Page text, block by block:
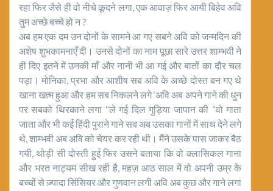
रहा फिर जैसे ही वो नीचे कूदने लगा, एक आवाज़ फिर आयी बिहेव अवि
तुम अच्छे बच्चे हो न ?
अब हम एक दम उन दोनों के सामने आ गए सबने अवि को जन्मदिन की
अशेष शुभकामनाएँ दी। उनसे दोनों का नाम पूछा सारे उत्तर शाम्भवी ने
ही दिए इतने में उनकी माँ और नानी भी आ गई और बातों का दौर चल
पड़ा। मोनिका, प्रभा और आशीष सब अवि के अच्छे दोस्त बन गए थे
खाना खत्म हुआ और हम सब निकलने लगे ‘अवि अब अपने गाने की धुन
पर सबको थिरकाने लगा “ले गई दिल गुड़िया जापान की “वो गाता
जाता और भी कई हिंदी पुराने गाने सब अब उसका गानों में साथ देने लगे
थे, शाम्भवी अब अवि को चेयर कर रही थी। मैंने उसके पास जाकर बैठ
गयी, थोड़ी सी दोस्ती हुई फिर उसने बताया कि वो क्लासिकल गाना
और भरत नाट्यम सीख रही है, महज़ आठ साल में वो अपनी उम्र के
बच्चों से ज़्यादा सिंसियर और गुणवान लगी अवि अब कुछ और गाने लगा